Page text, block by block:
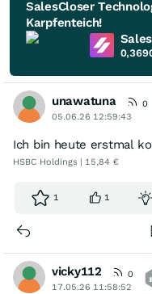
SalesCloser
Karpfenteich!
unawatuna
0
05.06.26 12:59:43
Ich bin heute erstmal
HSBC Holdings | 15,84 €
1 1
vicky112
0
17.05.26 11:58:52